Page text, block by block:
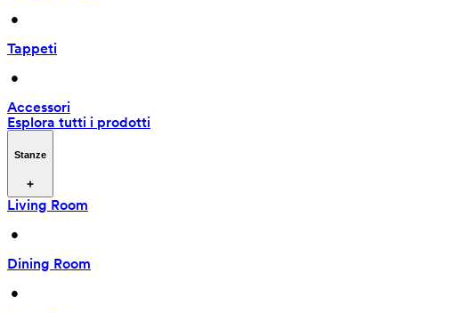
•
Tappeti
•
Accessori
Esplora tutti i prodotti
Stanze
Living Room
•
Dining Room
•